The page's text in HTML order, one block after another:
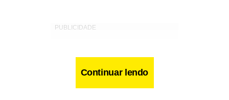
Continuar lendo